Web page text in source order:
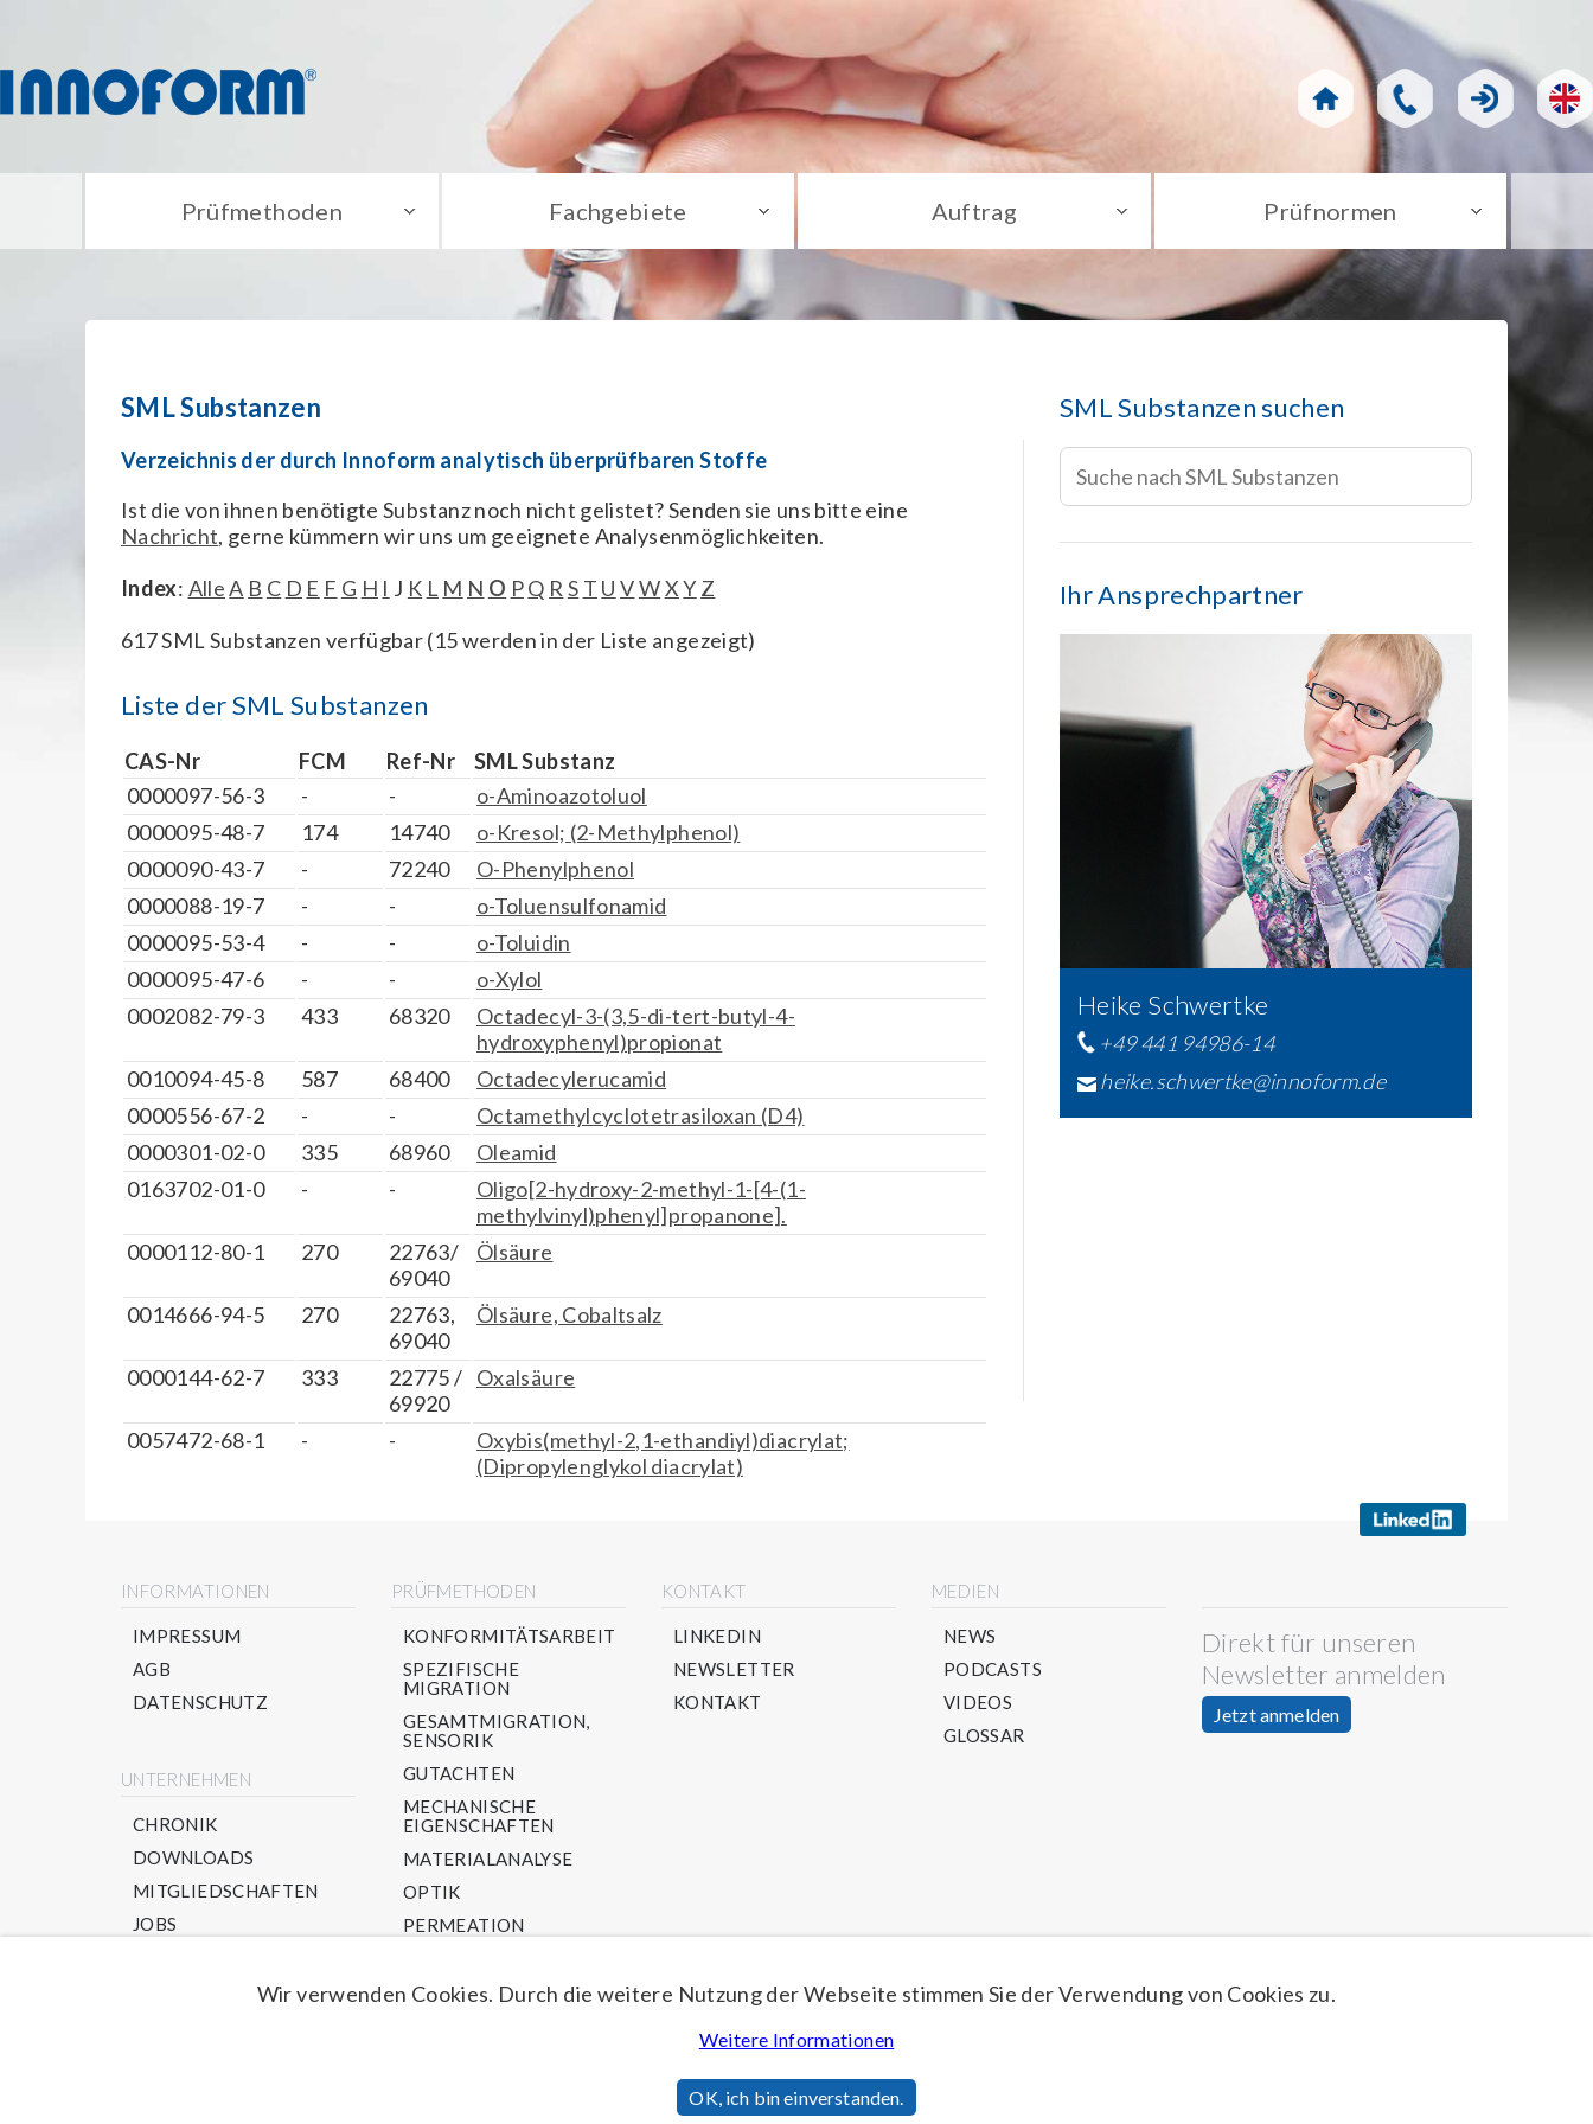
Prüfmethoden Fachgebiete Auftrag Prüfnormen
SML Substanzen
Verzeichnis der durch Innoform analytisch überprüfbaren Stoffe
Ist die von ihnen benötigte Substanz noch nicht gelistet? Senden sie uns bitte eine
Nachricht, gerne kümmern wir uns um geeignete Analysenmöglichkeiten.
Index: AlleA B C D E F G H I J K L M N O PQ R S T U VWXY Z
617 SML Substanzen verfügbar (15 werden in der Liste angezeigt)
Liste der SML Substanzen
CAS-Nr FCM Ref-Nr
SML Substanz
0000097-56-3
- -
o-Aminoazotoluol
0000095-48-7
174 14740
o-Kresol; (2-Methylphenol)
0000090-43-7
- 72240
O-Phenylphenol
0000088-19-7
- -
o-Toluensulfonamid
0000095-53-4
- -
o-Toluidin
0000095-47-6
- -
o-Xylol
0002082-79-3
433 68320
Octadecyl-3-(3,5-di-tert-butyl-4-
hydroxyphenyl)propionat
0010094-45-8
587 68400
Octadecylerucamid
0000556-67-2
- -
Octamethylcyclotetrasiloxan (D4)
0000301-02-0
335 68960
Oleamid
0163702-01-0
- -
Oligo[2-hydroxy-2-methyl-1-[4-(1-
methylvinyl)phenyl]propanone].
0000112-80-1
270
22763/
69040
Ölsäure
0014666-94-5 270
22763,
69040
Ölsäure, Cobaltsalz
0000144-62-7 333
22775 /
69920
Oxalsäure
0057472-68-1 - -
Oxybis(methyl-2,1-ethandiyl)diacrylat;
(Dipropylenglykol diacrylat)
SML Substanzen suchen
Ihr Ansprechpartner
Heike Schwertke
+49 441 94986-14
heike.schwertke@innoform.de
INFORMATIONEN
IMPRESSUM
AGB
DATENSCHUTZ
UNTERNEHMEN
CHRONIK
DOWNLOADS
MITGLIEDSCHAFTEN
JOBS
PRÜFMETHODEN
KONFORMITÄTSARBEIT
SPEZIFISCHE
MIGRATION
GESAMTMIGRATION,
SENSORIK
GUTACHTEN
MECHANISCHE
EIGENSCHAFTEN
MATERIALANALYSE
OPTIK
PERMEATION
KONTAKT
LINKEDIN
NEWSLETTER
KONTAKT
MEDIEN
NEWS
PODCASTS
VIDEOS
GLOSSAR
Direkt für unseren
Newsletter anmelden
Jetzt anmelden
Wir verwenden Cookies. Durch die weitere Nutzung der Webseite stimmen Sie der Verwendung von Cookies zu.
Weitere Informationen
OK, ich bin einverstanden.